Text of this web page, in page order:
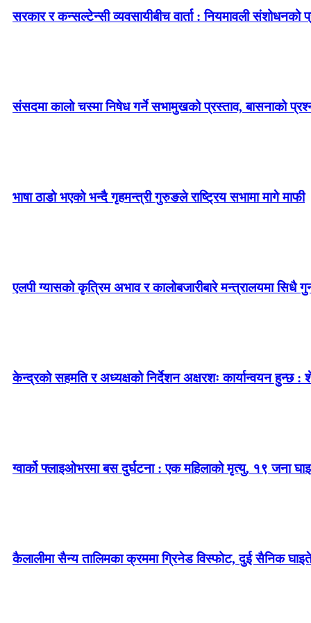
सरकार र कन्सल्टेन्सी व्यवसायीबीच वार्ता : नियमावली
संसदमा कालो चस्मा निषेध गर्ने सभामुखको प्रस्ताव, बासनाको
भाषा ठाडो भएको भन्दै गृहमन्त्री गुरुङले राष्ट्रिय सभामा मागे माफी
एलपी ग्यासको कृत्रिम अभाव र कालोबजारीबारे मन्त्रालयमा सिधै
केन्द्रको सहमति र अध्यक्षको निर्देशन अक्षरशः कार्यान्वयन हुन्छ :
ग्वार्को फ्लाइओभरमा बस दुर्घटना : एक महिलाको मृत्यु, १९ जना
कैलालीमा सैन्य तालिमका क्रममा ग्रिनेड विस्फोट, दुई सैनिक